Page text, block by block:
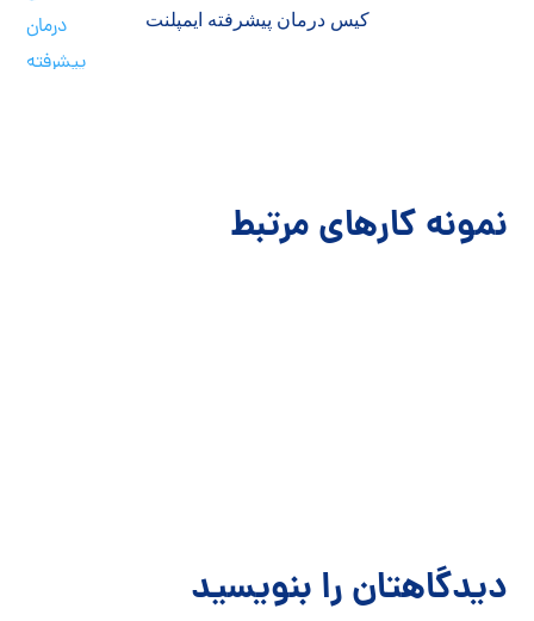
کیس درمان پیشرفته ایمپلنت
نمونه کارهای مرتبط
دیدگاهتان را بنویسید